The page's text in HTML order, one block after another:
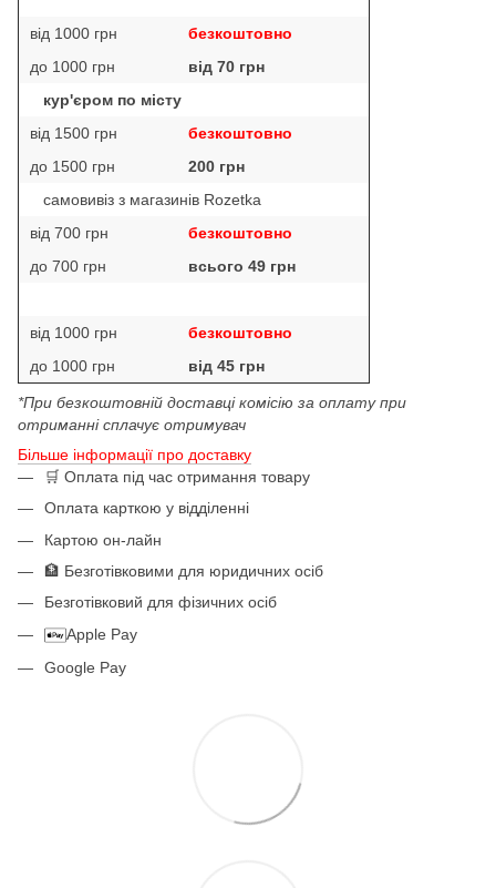
від 1000 грн
безкоштовно
до 1000 грн
від 70 грн
кур'єром по місту
від 1500 грн
безкоштовно
до 1500 грн
200 грн
самовивіз з магазинів Rozetka
від 700 грн
безкоштовно
до 700 грн
всього 49 грн
від 1000 грн
безкоштовно
до 1000 грн
від 45 грн
*При безкоштовній доставці комісію за оплату при
отриманні сплачує отримувач
Більше інформації про доставку
🛒 Оплата під час отримання товару
Оплата карткою у відділенні
Картою он-лайн
🏦 Безготівковими для юридичних осіб
Безготівковий для фізичних осіб
Apple Pay
Google Pay